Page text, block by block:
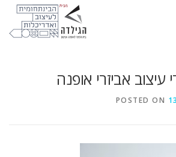
עיצוב אביזרי אופנה
POSTED ON